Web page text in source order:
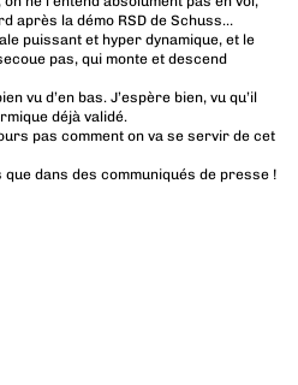
après la démo RSD de Schuss…
puissant et hyper dynamique, et le
pas, qui monte et descend
vu d’en bas. J’espère bien, vu qu’il
déjà validé.
pas comment on va se servir de cet
que dans des communiqués de presse !